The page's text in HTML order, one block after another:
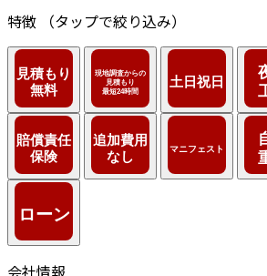
特徴
（タップで絞り込み）
会社情報